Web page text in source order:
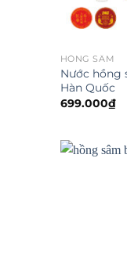
HỒNG SÂM
Nước hồng
Hàn Quốc
699.000₫